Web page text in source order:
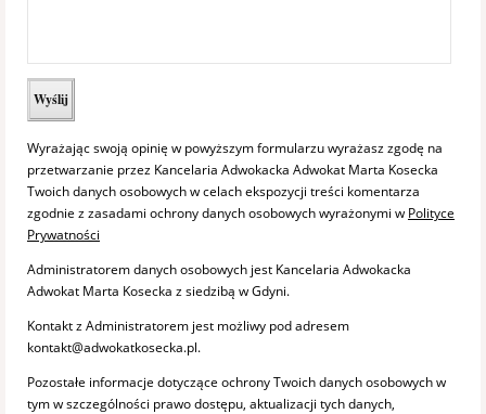
Wyrażając swoją opinię w powyższym formularzu wyrażasz zgodę na
przetwarzanie przez Kancelaria Adwokacka Adwokat Marta Kosecka
Twoich danych osobowych w celach ekspozycji treści komentarza
zgodnie z zasadami ochrony danych osobowych wyrażonymi w Polityce
Prywatności
Administratorem danych osobowych jest Kancelaria Adwokacka
Adwokat Marta Kosecka z siedzibą w Gdyni.
Kontakt z Administratorem jest możliwy pod adresem
kontakt@adwokatkosecka.pl.
Pozostałe informacje dotyczące ochrony Twoich danych osobowych w
tym w szczególności prawo dostępu, aktualizacji tych danych,